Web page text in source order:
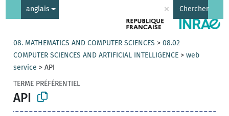
anglais × Chercher
08. MATHEMATICS AND COMPUTER SCIENCES >08.02
COMPUTER SCIENCES AND ARTIFICIAL INTELLIGENCE >web
service >API
TERME PRÉFÉRENTIEL
API